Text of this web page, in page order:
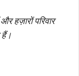
हज़ारों परिवार
हैं।